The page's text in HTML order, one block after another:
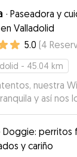
Nos ha
estaba y lo que
más
estado. Sin
mejores
10!!! ”
· Paseadora y
Valladolid
5.0 (4
- 45.04 km
nuestra
y así nos
momento. Era la primera
la aplicación
seguro!”
Doggie: perritos
y cariño